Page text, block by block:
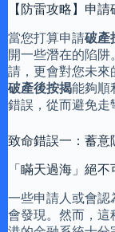
【防雷攻略】申
當您打算申請破產
開一些潛在的陷
請，更會對您未來
破產後按揭能夠順
錯誤，從而避免走
致命錯誤一：蓄意
「瞞天過海」絕
一些申請人或會認
會發現。然而，這